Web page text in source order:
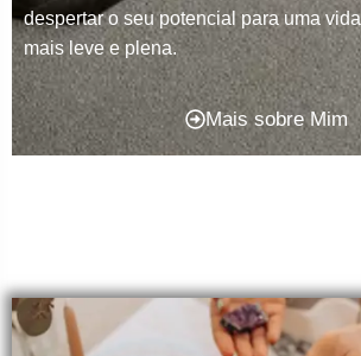
despertar o seu potencial para uma vida
mais leve e plena.
Mais sobre Mim